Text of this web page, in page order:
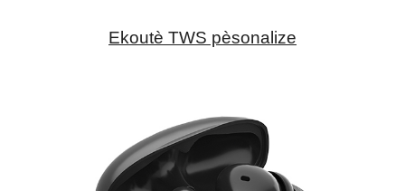
Ekoutè TWS pèsonalize